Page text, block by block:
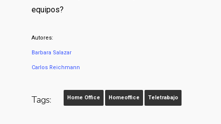
equipos?
Autores:
Barbara Salazar
Carlos Reichmann
Tags: Home Office Homeoffice Teletrabajo